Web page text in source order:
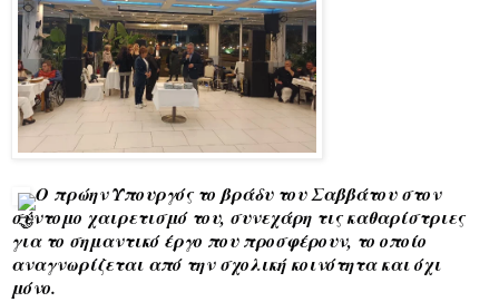
Ο πρώην Υπουργός το βράδυ του Σαββάτου στον
σύντομο χαιρετισμό του, συνεχάρη τις καθαρίστριες
για το σημαντικό έργο που προσφέρουν, το οποίο
αναγνωρίζεται από την σχολική κοινότητα και όχι
μόνο.